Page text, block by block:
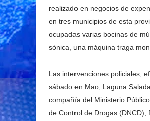
realizado en negocios de
en tres municipios de esta
ocupadas varias bocinas de
sónica, una máquina traga
Las intervenciones policiales,
sábado en Mao, Laguna
compañía del Ministerio
de Control de Drogas